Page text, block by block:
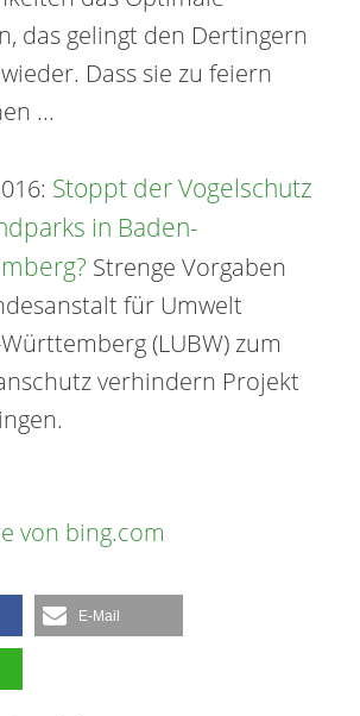
das gelingt den Dertingern
Dass sie zu feiern
...
Stoppt der Vogelschutz
in Baden-
Strenge Vorgaben
für Umwelt
(LUBW) zum
verhindern Projekt
von bing.com
E-Mail